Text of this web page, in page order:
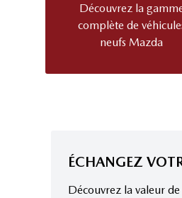
Découvrez la
complète de
neufs Mazda
ÉCHANGEZ
Découvrez la valeur